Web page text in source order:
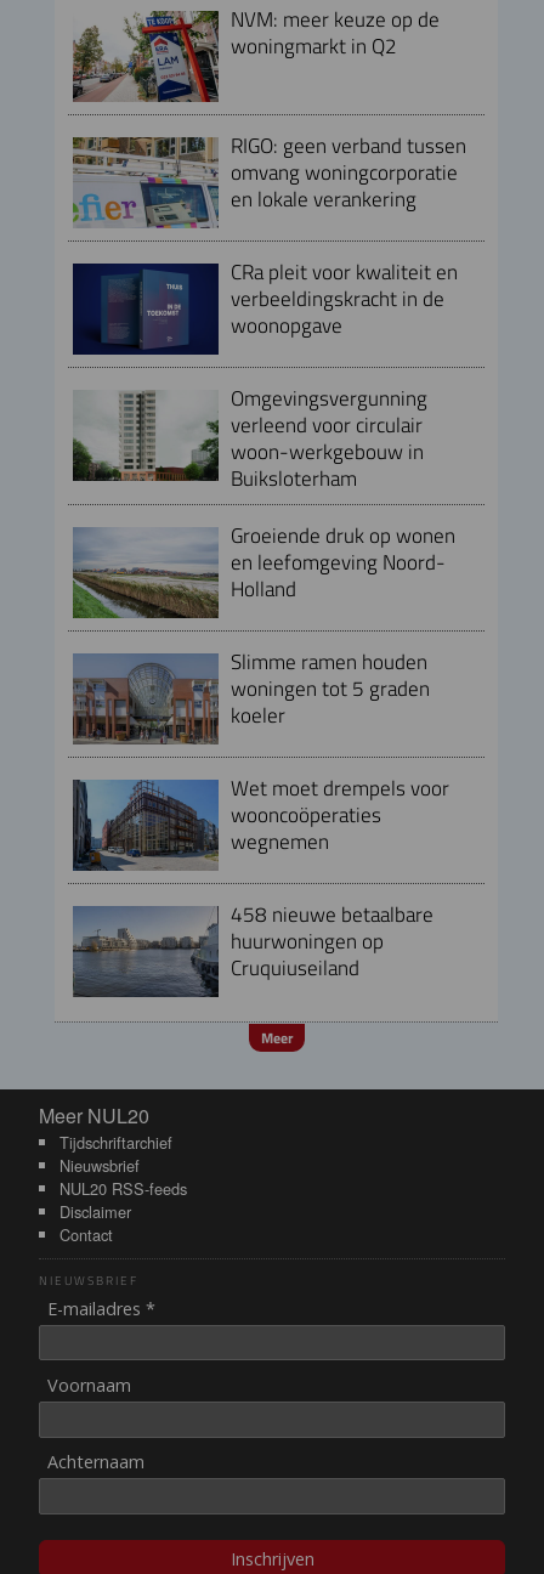
NVM: meer keuze op de
woningmarkt in Q2
RIGO: geen verband tussen
omvang woningcorporatie
en lokale verankering
CRa pleit voor kwaliteit en
verbeeldingskracht in de
woonopgave
Omgevingsvergunning
verleend voor circulair
woon-werkgebouw in
Buiksloterham
Groeiende druk op wonen
en leefomgeving Noord-
Holland
Slimme ramen houden
woningen tot 5 graden
koeler
Wet moet drempels voor
wooncoöperaties
wegnemen
458 nieuwe betaalbare
huurwoningen op
Cruquiuseiland
Meer
Meer NUL20
Meer NUL20
Tijdschriftarchief
Nieuwsbrief
NUL20 RSS-feeds
Disclaimer
Contact
NIEUWSBRIEF
E-mailadres *
Voornaam
Achternaam
Inschrijven